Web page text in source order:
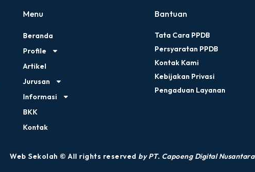
Menu
Beranda
Profile
Artikel
Jurusan
Informasi
BKK
Kontak
Bantuan
Tata Cara PPDB
Persyaratan PPDB
Kontak Kami
Kebijakan Privasi
Pengaduan Layanan
Web Sekolah © All rights reserved by PT. Capoeng Digital Nusantara